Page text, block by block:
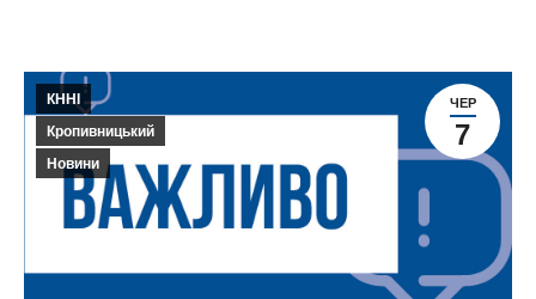
ЧЕР
7
КННІ
Кропивницький
Новини